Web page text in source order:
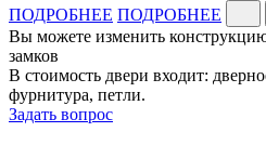
ПОДРОБНЕЕ ПОДРОБНЕЕ
Вы можете изменить
замков
В стоимость двери входит:
фурнитура, петли.
Задать вопрос